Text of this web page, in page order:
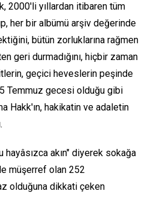
2000'li yıllardan itibaren tüm
her bir albümü arşiv değerinde
bütün zorluklarına rağmen
geri durmadığını, hiçbir zaman
geçici heveslerin peşinde
Temmuz gecesi olduğu gibi
Hakk'ın, hakikatin ve adaletin
akın" diyerek sokağa
müşerref olan 252
olduğuna dikkati çeken